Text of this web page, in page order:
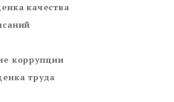
качества
коррупции
труда